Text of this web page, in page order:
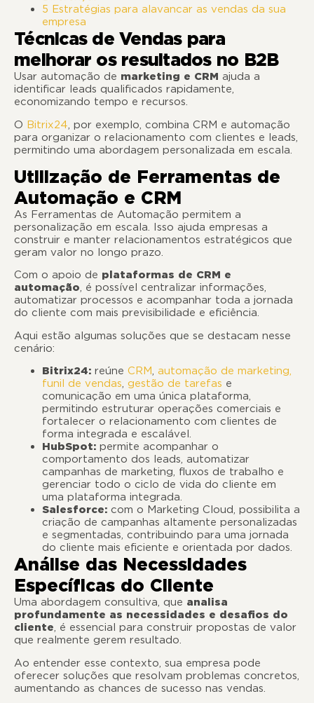
5 Estratégias para alavancar as vendas da sua
empresa
Técnicas de Vendas para
melhorar os resultados no B2B
Usar automação de marketing e CRM ajuda a
identificar leads qualificados rapidamente,
economizando tempo e recursos.
O Bitrix24 , por exemplo, combina CRM e automação
para organizar o relacionamento com clientes e leads,
permitindo uma abordagem personalizada em escala.
Utilização de Ferramentas de
Automação e CRM
As Ferramentas de Automação permitem a
personalização em escala. Isso ajuda empresas a
construir e manter relacionamentos estratégicos que
geram valor no longo prazo.
Com o apoio de plataformas de CRM e
automação, é possível centralizar informações,
automatizar processos e acompanhar toda a jornada
do cliente com mais previsibilidade e eficiência.
Aqui estão algumas soluções que se destacam nesse
cenário:
Bitrix24: reúne CRM, automação de marketing,
funil de vendas, gestão de tarefas e
comunicação em uma única plataforma,
permitindo estruturar operações comerciais e
fortalecer o relacionamento com clientes de
forma integrada e escalável.
HubSpot: permite acompanhar o
comportamento dos leads, automatizar
campanhas de marketing, fluxos de trabalho e
gerenciar todo o ciclo de vida do cliente em
uma plataforma integrada.
Salesforce: com o Marketing Cloud, possibilita a
criação de campanhas altamente personalizadas
e segmentadas, contribuindo para uma jornada
do cliente mais eficiente e orientada por dados.
Análise das Necessidades
Específicas do Cliente
Uma abordagem consultiva, que analisa
profundamente as necessidades e desafios do
cliente, é essencial para construir propostas de valor
que realmente gerem resultado.
Ao entender esse contexto, sua empresa pode
oferecer soluções que resolvam problemas concretos,
aumentando as chances de sucesso nas vendas.